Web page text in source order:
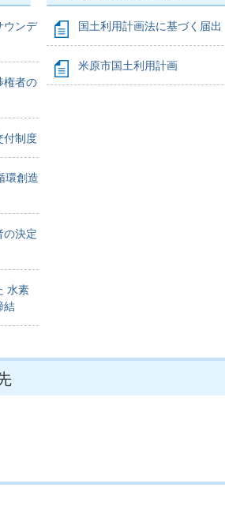
ウンデ
権者の
付制度
環創造
の決定
水素
結
国土利用計画法に基づく届出
米原市国土利用計画